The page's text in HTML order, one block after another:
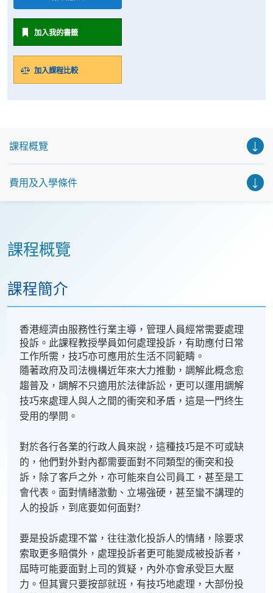
加入我的書籤
加入課程比較
課程概覽
費用及入學條件
課程概覽
課程簡介
香港經濟由服務性行業主導，管理人員經常需要處理
投訴。此課程教授學員如何處理投訴，有助應付日常
工作所需，技巧亦可應用於生活不同範疇。
隨著政府及司法機構近年來大力推動，調解此概念愈
趨普及，調解不只適用於法律訴訟，更可以運用調解
技巧來處理人與人之間的衝突和矛盾，這是一門终生
受用的學問。
對於各行各業的行政人員來說，這種技巧是不可或缺
的，他們對外對內都需要面對不同類型的衝突和投
訴，除了客戶之外，亦可能來自公司員工，甚至是工
會代表。面對情緒激動、立場強硬，甚至蠻不講理的
人的投訴，到底要如何面對?
要是投訴處理不當，往往激化投訴人的情緒，除要求
索取更多賠償外，處理投訴者更可能變成被投訴者，
屆時可能要面對上司的質疑，內外亦會承受巨大壓
力。但其實只要按部就班，有技巧地處理，大部份投